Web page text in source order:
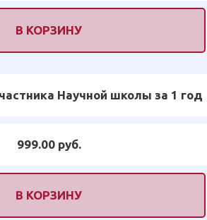
В КОРЗИНУ
Научной школы за 1 год
999.00 руб.
В КОРЗИНУ